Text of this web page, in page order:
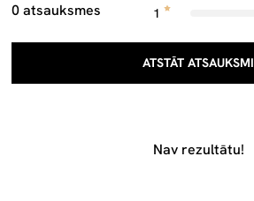
0 atsauksmes
1
ATSTĀT ATSAUKSMI
Nav rezultātu!